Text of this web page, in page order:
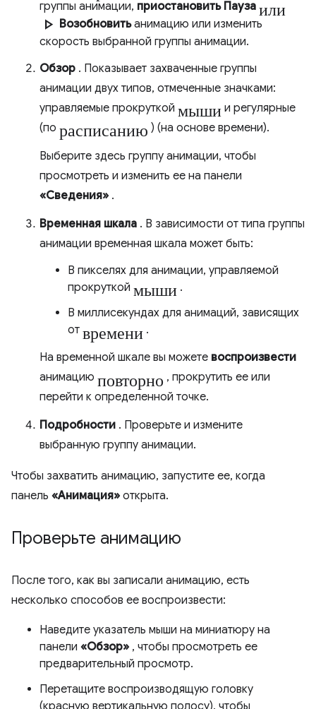
группы анимации, приостановить Пауза или
play_arrow Возобновитьанимацию или изменить
скорость выбранной группы анимации.
Обзор . Показывает захваченные группы
анимации двух типов, отмеченные значками:
управляемые прокруткой мыши и регулярные
(по расписанию ) (на основе времени).
Выберите здесь группу анимации, чтобы
просмотреть и изменить ее на панели
«Сведения» .
Временная шкала . В зависимости от типа группы
анимации временная шкала может быть:
В пикселях для анимации, управляемой
прокруткой мыши .
В миллисекундах для анимаций, зависящих
от времени .
На временной шкале вы можете воспроизвести
анимацию повторно , прокрутить ее или
перейти к определенной точке.
Подробности . Проверьте и измените
выбранную группу анимации.
Чтобы захватить анимацию, запустите ее, когда
панель «Анимация» открыта.
Проверьте анимацию
После того, как вы записали анимацию, есть
несколько способов ее воспроизвести:
Наведите указатель мыши на миниатюру на
панели «Обзор» , чтобы просмотреть ее
предварительный просмотр.
Перетащите воспроизводящую головку